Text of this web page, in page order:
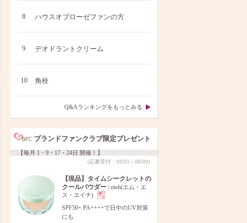
8 ハウスオブローゼファンの方
9 デオドラントクリーム
10 角栓
Q&Aランキングをもっとみる
ブランドファンクラブ限定プレゼント
【毎月 1・9・17・24日 開催！】
(応募受付：08/01～08/08)
【現品】タイムシークレットの
クールパウダー / msh(エム・エ
ス・エイチ)
現
SPF50+ PA++++で日中のUV対策
にも